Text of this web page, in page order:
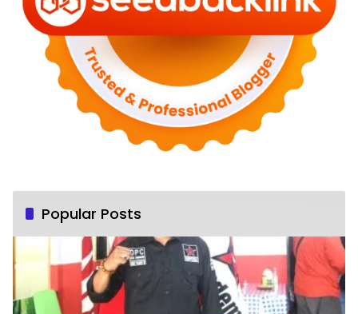
Popular Posts